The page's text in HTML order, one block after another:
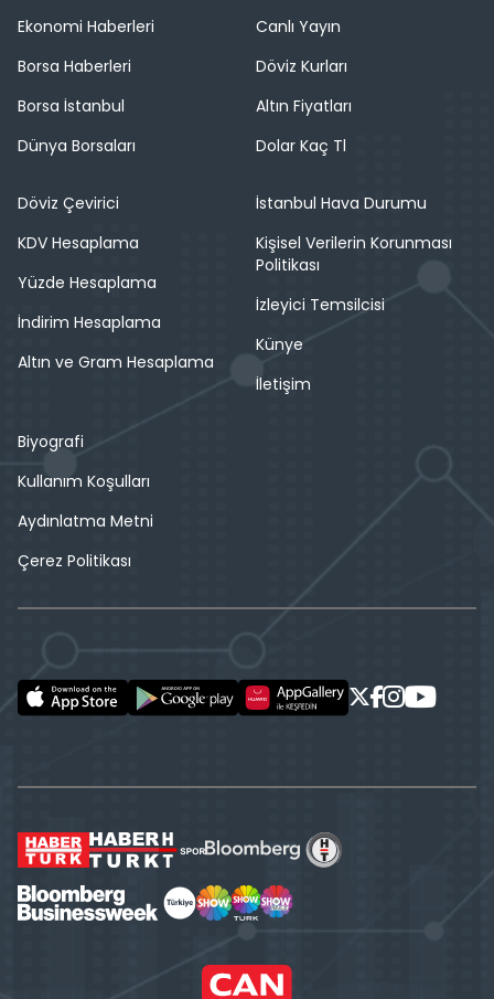
Ekonomi Haberleri
Borsa Haberleri
Borsa İstanbul
Dünya Borsaları
Canlı Yayın
Döviz Kurları
Altın Fiyatları
Dolar Kaç Tl
Döviz Çevirici
KDV Hesaplama
Yüzde Hesaplama
İndirim Hesaplama
Altın ve Gram Hesaplama
İstanbul Hava Durumu
Kişisel Verilerin Korunması
Politikası
İzleyici Temsilcisi
Künye
İletişim
Biyografi
Kullanım Koşulları
Aydınlatma Metni
Çerez Politikası